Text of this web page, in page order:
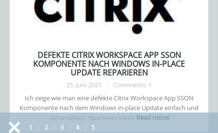
DEFEKTE CITRIX WORKSPACE APP SSON
KOMPONENTE NACH WINDOWS IN-PLACE
UPDATE REPARIEREN
25. Juni 2021
Comments: 1
Ich zeige wie man eine defekte Citrix Workspace App SSON
Komponente nach dem Windows in-place Update einfach und
automatisch reparieren kann. Read more!
1 2 3 4 5